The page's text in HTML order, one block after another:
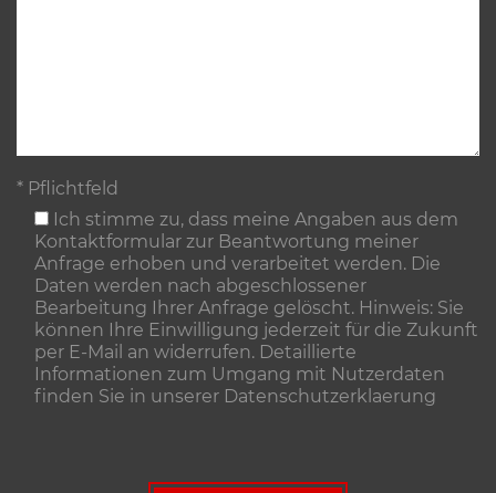
* Pflichtfeld
Ich stimme zu, dass meine Angaben aus dem
Kontaktformular zur Beantwortung meiner
Anfrage erhoben und verarbeitet werden. Die
Daten werden nach abgeschlossener
Bearbeitung Ihrer Anfrage gelöscht. Hinweis: Sie
können Ihre Einwilligung jederzeit für die Zukunft
per E-Mail an widerrufen. Detaillierte
Informationen zum Umgang mit Nutzerdaten
finden Sie in unserer Datenschutzerklaerung